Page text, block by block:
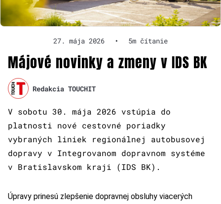
27. mája 2026 • 5m čítanie
Májové novinky a zmeny v IDS BK
Redakcia TOUCHIT
V sobotu 30. mája 2026 vstúpia do
platnosti nové cestovné poriadky
vybraných liniek regionálnej autobusovej
dopravy v Integrovanom dopravnom systéme
v Bratislavskom kraji (IDS BK).
Úpravy prinesú zlepšenie dopravnej obsluhy viacerých